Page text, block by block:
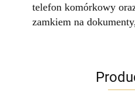
telefon komórkowy
zamkiem na